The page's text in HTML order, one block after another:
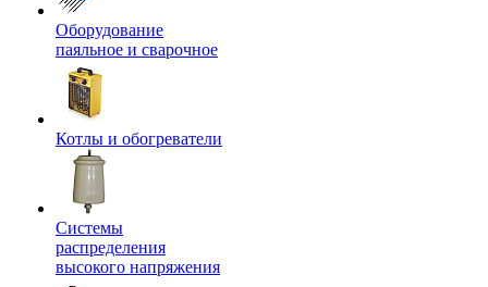
Оборудование
паяльное и сварочное
Котлы и обогреватели
Системы
распределения
высокого напряжения